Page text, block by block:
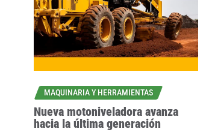
MAQUINARIA Y HERRAMIENTAS
Nueva motoniveladora avanza
hacia la última generación